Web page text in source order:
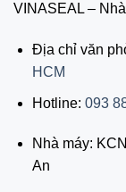
VINASEAL –
Địa chỉ văn
HCM
Hotline: 093
Nhà máy:
An